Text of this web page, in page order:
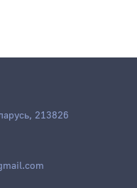
213826